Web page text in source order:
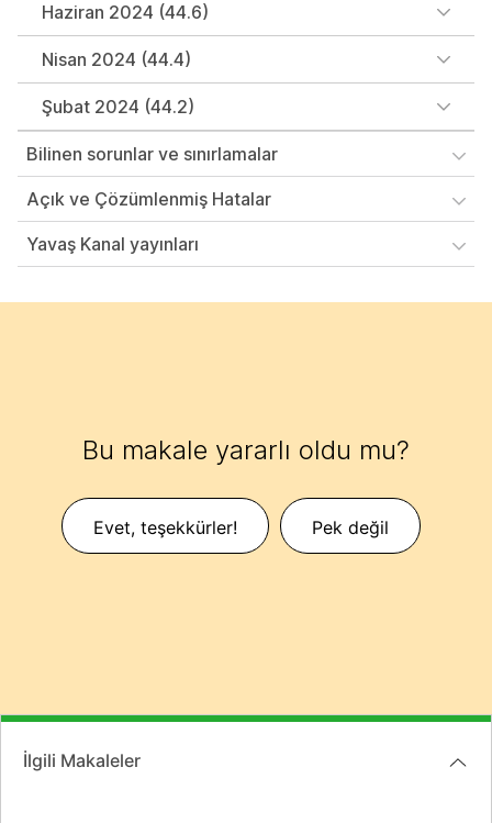
Haziran 2024 (44.6)
Nisan 2024 (44.4)
Şubat 2024 (44.2)
Bilinen sorunlar ve sınırlamalar
Açık ve Çözümlenmiş Hatalar
Yavaş Kanal yayınları
Bu makale yararlı oldu mu?
Evet, teşekkürler! Pek değil
İlgili Makaleler